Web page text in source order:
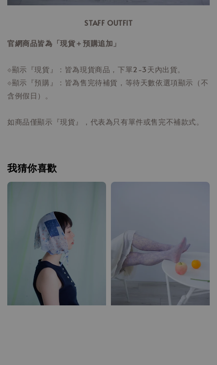
STAFF OUTFIT
官網商品皆為「現貨＋預購追加」
⟐顯示『現貨』：皆為現貨商品，下單2-3天內出貨。
⟐顯示『預購』：皆為售完待補貨，等待天數依選項顯示（不
含例假日）。
如商品僅顯示『現貨』，代表為只有單件或售完不補款式。
我猜你喜歡